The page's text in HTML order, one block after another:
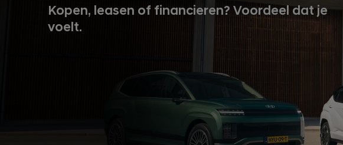
Kopen, leasen of financieren? Voordeel dat je
voelt.